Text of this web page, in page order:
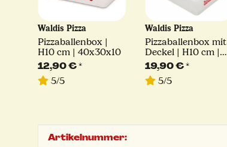
Waldis Pizza
Pizzaballenbox |
H10 cm | 40x30x10
12,90 €*
5/5
Waldis Pizza
Pizzaballenbox mit
Deckel | H10 cm |
40x30x10
19,90 €*
5/5
Produkteigenschaft
Wert
Artikelnummer: